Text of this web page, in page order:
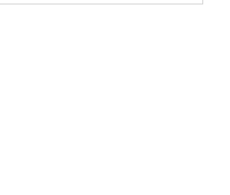
年3月1-28日报名